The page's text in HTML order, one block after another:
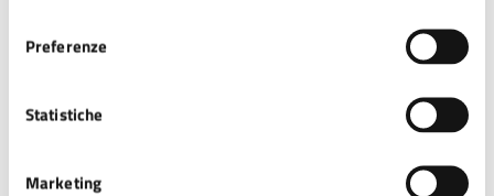
Preferenze
Statistiche
Marketing
CERTIFICAZIONE PER VOTO CON
ACCOMPAGNATORE IN CABINA E NON